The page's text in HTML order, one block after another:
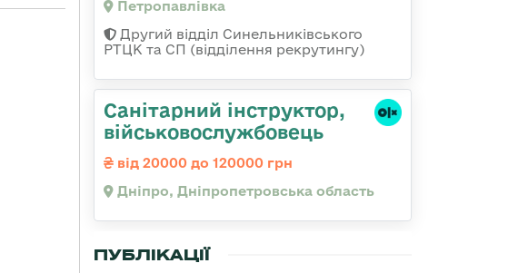
Петропавлівка
Другий відділ Синельниківського
РТЦК та СП (відділення рекрутингу)
Санітарний інструктор,
військовослужбовець
від 20000 до 120000 грн
Дніпро, Дніпропетровська область
ПУБЛІКАЦІЇ